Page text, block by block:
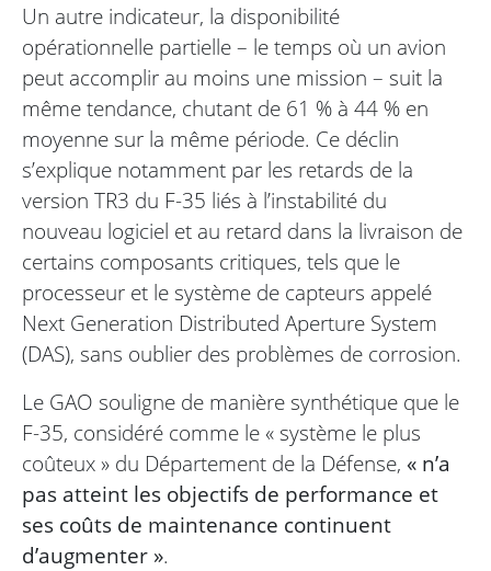
Un autre indicateur, la disponibilité
opérationnelle partielle – le temps où un avion
peut accomplir au moins une mission – suit la
même tendance, chutant de 61 % à 44 % en
moyenne sur la même période. Ce déclin
s’explique notamment par les retards de la
version TR3 du F-35 liés à l’instabilité du
nouveau logiciel et au retard dans la livraison de
certains composants critiques, tels que le
processeur et le système de capteurs appelé
Next Generation Distributed Aperture System
(DAS), sans oublier des problèmes de corrosion.
Le GAO souligne de manière synthétique que le
F-35, considéré comme le « système le plus
coûteux » du Département de la Défense, « n’a
pas atteint les objectifs de performance et
ses coûts de maintenance continuent
d’augmenter ».